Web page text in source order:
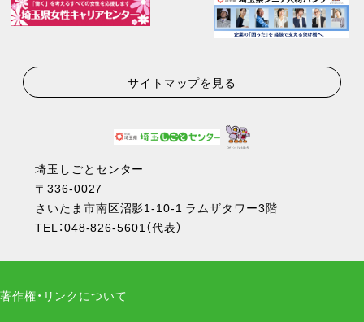
サイトマップを見る
埼玉しごとセンター
〒336-0027
さいたま市南区沼影1-10-1 ラムザタワー3階
TEL：048-826-5601（代表）
著作権・リンクについて